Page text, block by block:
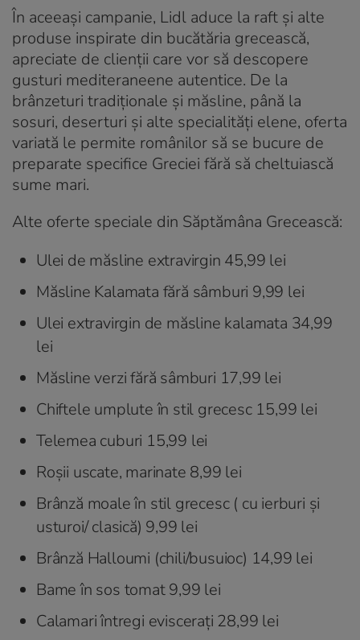
În aceeași campanie, Lidl aduce la raft și alte
produse inspirate din bucătăria grecească,
apreciate de clienții care vor să descopere
gusturi mediteraneene autentice. De la
brânzeturi tradiționale și măsline, până la
sosuri, deserturi și alte specialități elene, oferta
variată le permite românilor să se bucure de
preparate specifice Greciei fără să cheltuiască
sume mari.
Alte oferte speciale din Săptămâna Grecească:
Ulei de măsline extravirgin 45,99 lei
Măsline Kalamata fără sâmburi 9,99 lei
Ulei extravirgin de măsline kalamata 34,99
lei
Măsline verzi fără sâmburi 17,99 lei
Chiftele umplute în stil grecesc 15,99 lei
Telemea cuburi 15,99 lei
Roșii uscate, marinate 8,99 lei
Brânză moale în stil grecesc ( cu ierburi și
usturoi/ clasică) 9,99 lei
Brânză Halloumi (chili/busuioc) 14,99 lei
Bame în sos tomat 9,99 lei
Calamari întregi eviscerați 28,99 lei